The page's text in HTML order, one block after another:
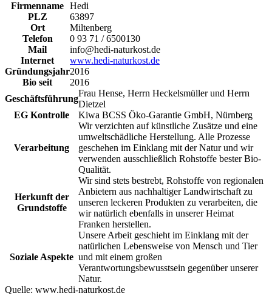
Firmenname Hedi
PLZ
63897
Ort
Miltenberg
Telefon
0 93 71 / 6500130
Mail
info@hedi-naturkost.de
Internet
www.hedi-naturkost.de
Gründungsjahr2016
Bio seit
2016
Geschäftsführung
Frau Hense, Herrn Heckelsmüller und Herrn
Dietzel
EG Kontrolle
Kiwa BCSS Öko-Garantie GmbH, Nürnberg
Verarbeitung
Wir verzichten auf künstliche Zusätze und eine
umweltschädliche Herstellung. Alle Prozesse
geschehen im Einklang mit der Natur und wir
verwenden ausschließlich Rohstoffe bester Bio-
Qualität.
Herkunft der
Grundstoffe
Wir sind stets bestrebt, Rohstoffe von regionalen
Anbietern aus nachhaltiger Landwirtschaft zu
unseren leckeren Produkten zu verarbeiten, die
wir natürlich ebenfalls in unserer Heimat
Franken herstellen.
Soziale Aspekte
Unsere Arbeit geschieht im Einklang mit der
natürlichen Lebensweise von Mensch und Tier
und mit einem großen
Verantwortungsbewusstsein gegenüber unserer
Natur.
Quelle: www.hedi-naturkost.de